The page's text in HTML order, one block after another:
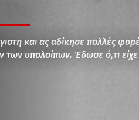
και ας αδίκησε πολλές
των υπολοίπων. Έδωσε ό,τι